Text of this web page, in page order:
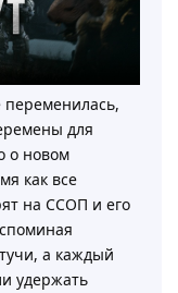
для
о новом
как все
на ССОП и его
а каждый
удержать